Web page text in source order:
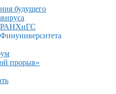
будущего
РАНХиГС
прорыв»